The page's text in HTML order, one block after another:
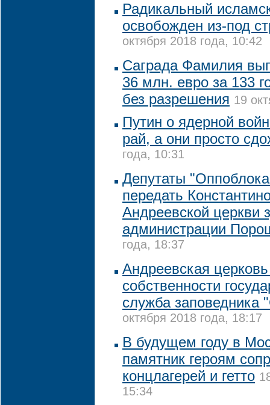
Радикальный
освобожден из-под
октября 2018 года, 10:42
Саграда Фамилия
36 млн. евро за 133
без разрешения 19
Путин о ядерной
рай, а они просто
года, 10:31
Депутаты
передать
Андреевской церкви
администрации
года, 18:37
Андреевская
собственности
служба заповедника
октября 2018 года, 18:17
В будущем году в
памятник героям
концлагерей и гетто
15:34